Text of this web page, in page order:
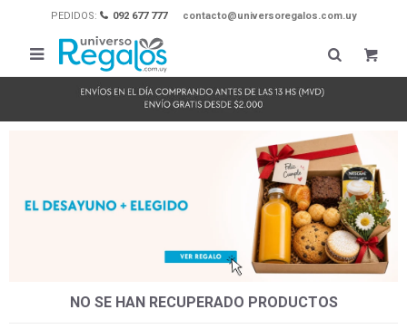
PEDIDOS: 092 677 777 contacto@universoregalos.com.uy

NO SE HAN RECUPERADO PRODUCTOS